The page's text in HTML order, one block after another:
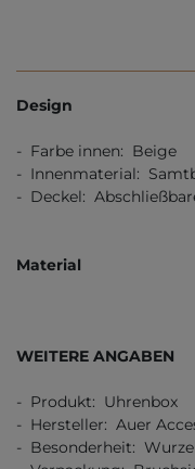
Design
- Farbe innen: Beige
- Innenmaterial:
- Deckel:
Material
WEITERE ANGABEN
- Produkt: Uhrenbox
- Hersteller: Auer
- Besonderheit: